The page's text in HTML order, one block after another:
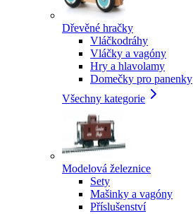
Dřevěné hračky
Vláčkodráhy
Vláčky a vagóny
Hry a hlavolamy
Domečky pro panenky
Všechny kategorie
Modelová železnice
Sety
Mašinky a vagóny
Příslušenství